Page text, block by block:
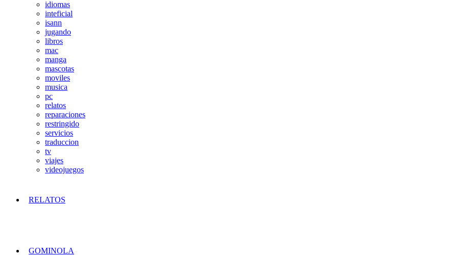
idiomas
inteficial
isann
jugando
libros
mac
manga
mascotas
moviles
musica
pc
relatos
reparaciones
restringido
servicios
traduccion
tv
viajes
videojuegos
RELATOS
GOMINOLA